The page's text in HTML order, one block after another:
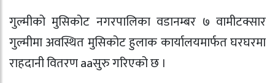
गुल्मीको मुसिकोट नगरपालिका वडानम्बर ७ वामीटक्सार
गुल्मीमा अवस्थित मुसिकोट हुलाक कार्यालयमार्फत घरघरमा
राहदानी वितरण aaसुरु गरिएको छ ।